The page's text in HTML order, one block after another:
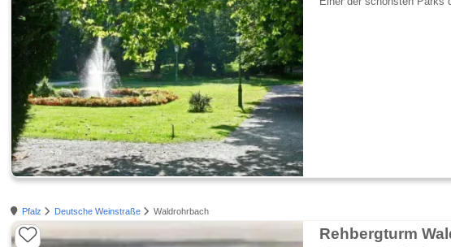
Pfalz Deutsche Weinstraße Waldrohrbach
Rehbergturm